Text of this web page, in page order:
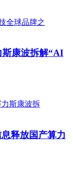
斯康波拆解“AI
释放国产算力